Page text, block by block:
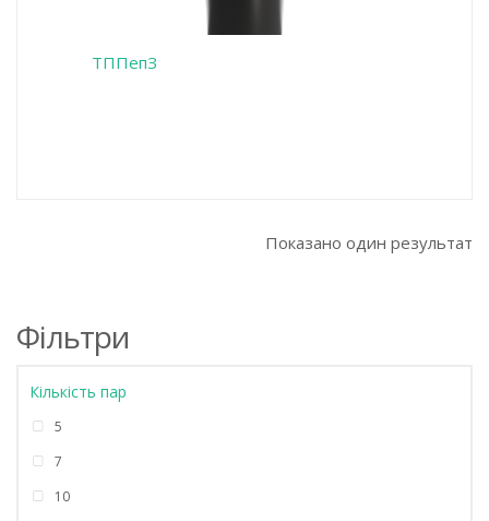
ТППепЗ
Показано один результат
Фільтри
Кількість пар
5
7
10